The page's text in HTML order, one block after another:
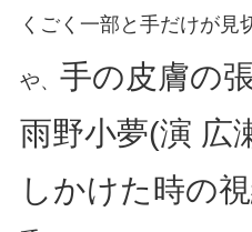
くごく一部と手だけが見
や、 手の皮膚の
雨野小夢(演 広
しかけた時の